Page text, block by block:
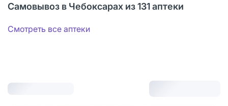
Самовывоз в Чебоксарах из 131 аптеки
Смотреть все аптеки